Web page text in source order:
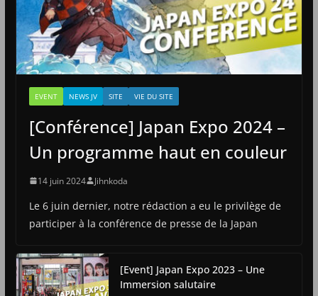
EVENT NEWS JV SITE VIE DU SITE
[Conférence] Japan Expo 2024 –
Un programme haut en couleur
14 juin 2024 Jihnkoda
Le 6 juin dernier, notre rédaction a eu le privilège de
participer à la conférence de presse de la Japan
[Event] Japan Expo 2023 – Une
Immersion salutaire